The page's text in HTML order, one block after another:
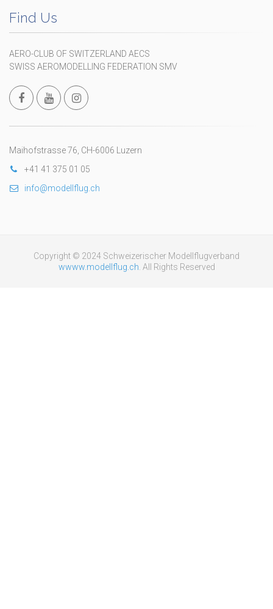
Find Us
AERO-CLUB OF SWITZERLAND AECS
SWISS AEROMODELLING FEDERATION SMV
Maihofstrasse 76, CH-6006 Luzern
+41 41 375 01 05
info@modellflug.ch
Copyright © 2024 Schweizerischer Modellflugverband
wwww.modellflug.ch . All Rights Reserved